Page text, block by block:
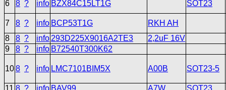
6
8 ? info BZX84C15LT1G SOT23
7 8 ? info BCP53T1G
RKH AH
8
8 ? info293D225X9016A2TE3
2,2uF 16V
9
8 ? info B72540T300K62
108 ? info LMC7101BIM5X A00B SOT23-5